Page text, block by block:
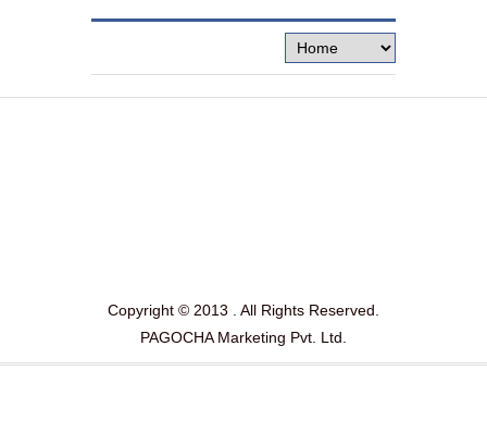
Copyright © 2013 . All Rights Reserved.
PAGOCHA Marketing Pvt. Ltd.